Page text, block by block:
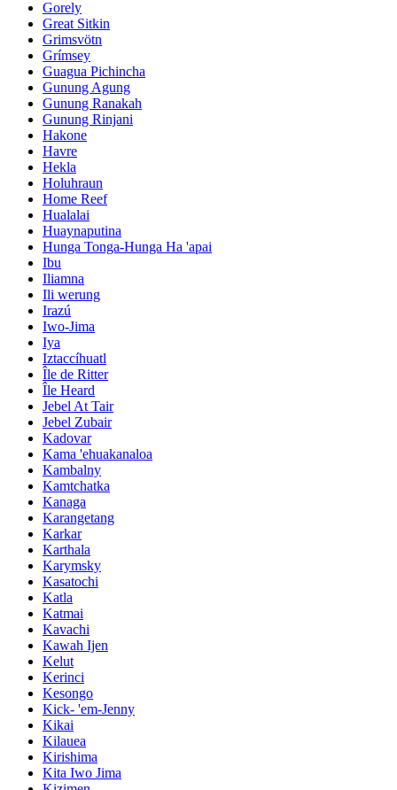
Gorely
Great Sitkin
Grimsvötn
Grímsey
Guagua Pichincha
Gunung Agung
Gunung Ranakah
Gunung Rinjani
Hakone
Havre
Hekla
Holuhraun
Home Reef
Hualalai
Huaynaputina
Hunga Tonga-Hunga Ha 'apai
Ibu
Iliamna
Ili werung
Irazú
Iwo-Jima
Iya
Iztaccíhuatl
Île de Ritter
Île Heard
Jebel At Tair
Jebel Zubair
Kadovar
Kama 'ehuakanaloa
Kambalny
Kamtchatka
Kanaga
Karangetang
Karkar
Karthala
Karymsky
Kasatochi
Katla
Katmai
Kavachi
Kawah Ijen
Kelut
Kerinci
Kesongo
Kick- 'em-Jenny
Kikai
Kilauea
Kirishima
Kita Iwo Jima